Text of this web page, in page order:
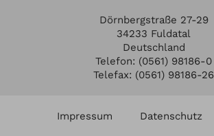
Dörnbergstraße 27-29
34233 Fuldatal
Deutschland
Telefon: (0561) 98186-0
Telefax: (0561) 98186-26
Impressum Datenschutz